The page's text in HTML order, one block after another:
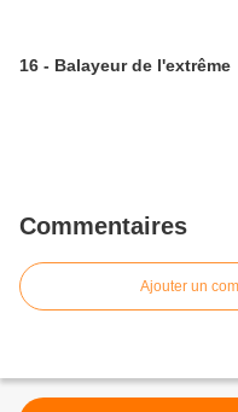
16 - Balayeur de l'extrême
Commentaires
Ajouter un